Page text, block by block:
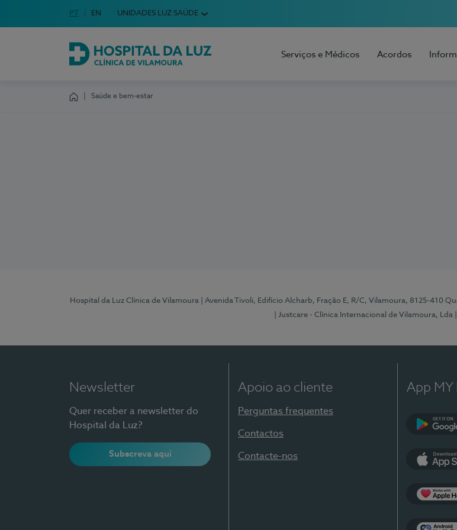
Escolha o seu idioma
Idioma em Português
PT English Language
EN UNIDADES LUZ SAÚDE
Hospital da Luz Clínica de Vilamoura
Serviços e Médicos Acordos
Saúde e bem-estar
Hospital da Luz Clínica de Vilamoura | Avenida Tivoli, Edifício Alcharb, Fração E, R/C, Vilamoura, 8125-410
| Justcare - Clínica Internacional de Vilamoura, Lda
Newsletter
Quer receber a newsletter do
Hospital da Luz?
Subscreva aqui
Apoio ao cliente
Perguntas frequentes
Contactos
Contacte-nos
App MY